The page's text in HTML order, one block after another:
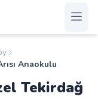
Anaokulu
Tekirdağ